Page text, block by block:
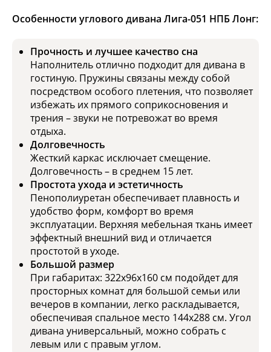
Особенности углового дивана Лига-051 НПБ Лонг:
Прочность и лучшее качество сна
Наполнитель отлично подходит для дивана в
гостиную. Пружины связаны между собой
посредством особого плетения, что позволяет
избежать их прямого соприкосновения и
трения – звуки не потревожат во время
отдыха.
Долговечность
Жесткий каркас исключает смещение.
Долговечность – в среднем 15 лет.
Простота ухода и эстетичность
Пенополиуретан обеспечивает плавность и
удобство форм, комфорт во время
эксплуатации. Верхняя мебельная ткань имеет
эффектный внешний вид и отличается
простотой в уходе.
Большой размер
При габаритах: 322x96x160 см подойдет для
просторных комнат для большой семьи или
вечеров в компании, легко раскладывается,
обеспечивая спальное место 144x288 см. Угол
дивана универсальный, можно собрать с
левым или с правым углом.